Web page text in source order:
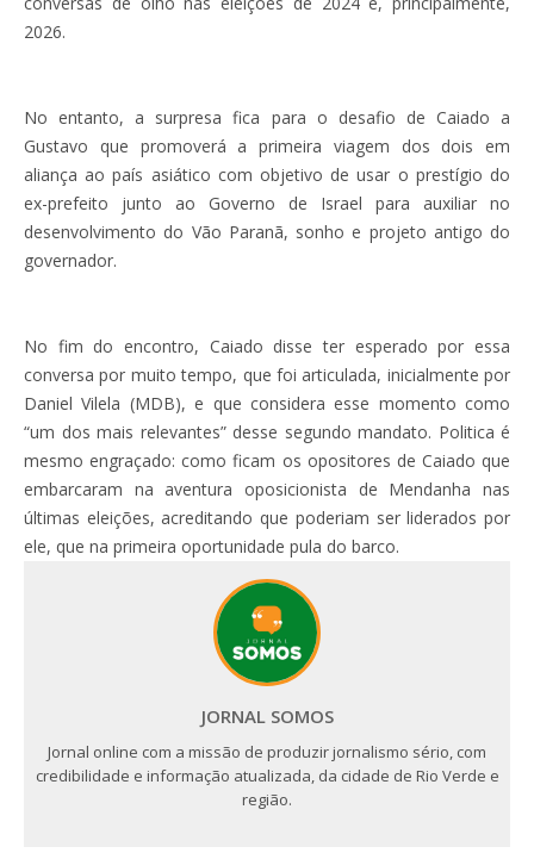
2026.
No entanto, a surpresa fica para o desafio de Caiado a
Gustavo que promoverá a primeira viagem dos dois em
aliança ao país asiático com objetivo de usar o prestígio do
ex-prefeito junto ao Governo de Israel para auxiliar no
desenvolvimento do Vão Paranã, sonho e projeto antigo do
governador.
No fim do encontro, Caiado disse ter esperado por essa
conversa por muito tempo, que foi articulada, inicialmente por
Daniel Vilela (MDB), e que considera esse momento como
“um dos mais relevantes” desse segundo mandato. Politica é
mesmo engraçado: como ficam os opositores de Caiado que
embarcaram na aventura oposicionista de Mendanha nas
últimas eleições, acreditando que poderiam ser liderados por
ele, que na primeira oportunidade pula do barco.
JORNAL SOMOS
Jornal online com a missão de produzir jornalismo sério, com
credibilidade e informação atualizada, da cidade de Rio Verde e
região.